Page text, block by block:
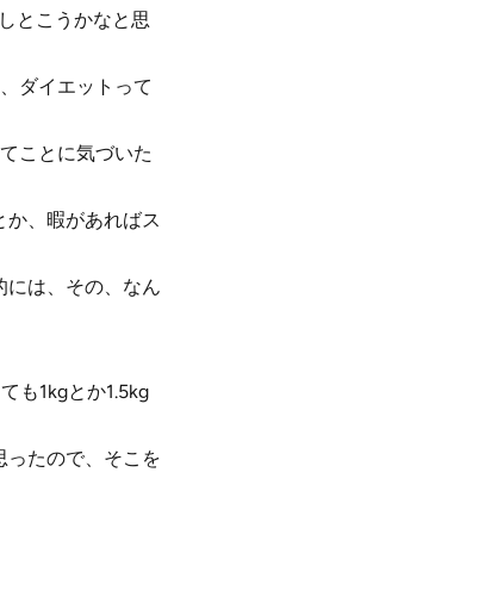
とこうかなと思
ダイエットって
ことに気づいた
、暇があればス
には、その、なん
も1kgとか1.5kg
ったので、そこを